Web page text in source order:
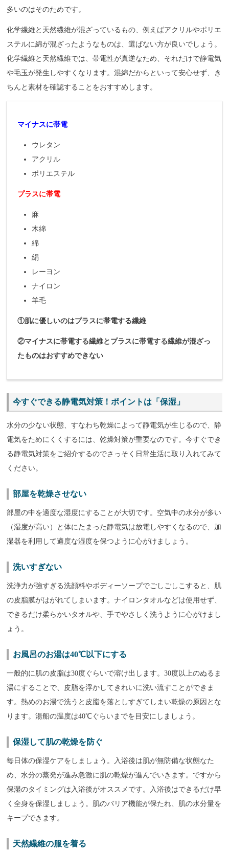
多いのはそのためです。
化学繊維と天然繊維が混ざっているもの、例えばアクリルやポリエ
ステルに綿が混ざったようなものは、選ばない方が良いでしょう。
化学繊維と天然繊維では、帯電性が真逆なため、それだけで静電気
や毛玉が発生しやすくなります。混綿だからといって安心せず、き
ちんと素材を確認することをおすすめします。
マイナスに帯電
ウレタン
アクリル
ポリエステル
プラスに帯電
麻
木綿
綿
絹
レーヨン
ナイロン
羊毛
①肌に優しいのはプラスに帯電する繊維
②マイナスに帯電する繊維とプラスに帯電する繊維が混ざっ
たものはおすすめできない
今すぐできる静電気対策！ポイントは「保湿」
水分の少ない状態、すなわち乾燥によって静電気が生じるので、静
電気をためにくくするには、乾燥対策が重要なのです。今すぐでき
る静電気対策をご紹介するのでさっそく日常生活に取り入れてみて
ください。
部屋を乾燥させない
部屋の中を適度な湿度にすることが大切です。空気中の水分が多い
（湿度が高い）と体にたまった静電気は放電しやすくなるので、加
湿器を利用して適度な湿度を保つように心がけましょう。
洗いすぎない
洗浄力が強すぎる洗顔料やボディーソープでごしごしこすると、肌
の皮脂膜がはがれてしまいます。ナイロンタオルなどは使用せず、
できるだけ柔らかいタオルや、手でやさしく洗うように心がけまし
ょう。
お風呂のお湯は40℃以下にする
一般的に肌の皮脂は30度ぐらいで溶け出します。30度以上のぬるま
湯にすることで、皮脂を浮かしてきれいに洗い流すことができま
す。熱めのお湯で洗うと皮脂を落としすぎてしまい乾燥の原因とな
ります。湯船の温度は40℃ぐらいまでを目安にしましょう。
保湿して肌の乾燥を防ぐ
毎日体の保湿ケアをしましょう。入浴後は肌が無防備な状態なた
め、水分の蒸発が進み急激に肌の乾燥が進んでいきます。ですから
保湿のタイミングは入浴後がオススメです。入浴後はできるだけ早
く全身を保湿しましょう。肌のバリア機能が保たれ、肌の水分量を
キープできます。
天然繊維の服を着る